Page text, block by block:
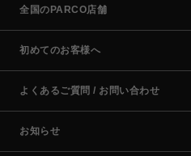
全国のPARCO店舗
初めてのお客様へ
よくあるご質問 / お問い合わせ
お知らせ